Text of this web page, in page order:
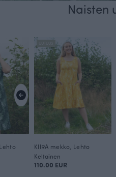
Kaikki vaatteemme on
Naisten
KIIRA mekko, Lehto
Keltainen
110.00 EUR